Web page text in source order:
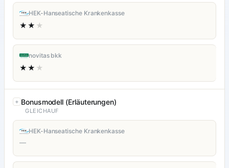
HEK-Hanseatische Krankenkasse
★★ ★
novitas bkk
★★ ★
Bonusmodell (Erläuterungen)
GLEICHAUF
HEK-Hanseatische Krankenkasse
—